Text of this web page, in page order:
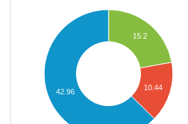
15.2
10.44
42.96